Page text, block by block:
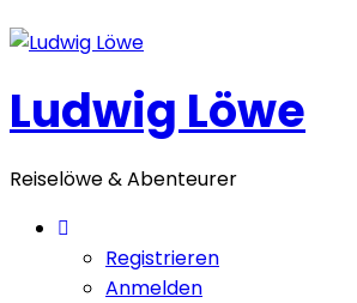
Zum
Inhalt
Ludwig Löwe
Reiselöwe & Abenteurer
Registrieren
Anmelden